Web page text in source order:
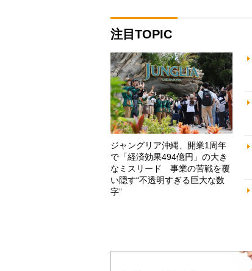
注目TOPIC
ジャングリア沖縄、開業1周年
で「経済効果494億円」の大き
なミスリード 事業の苦戦を覆
い隠す“不透明すぎる巨大な数
字”